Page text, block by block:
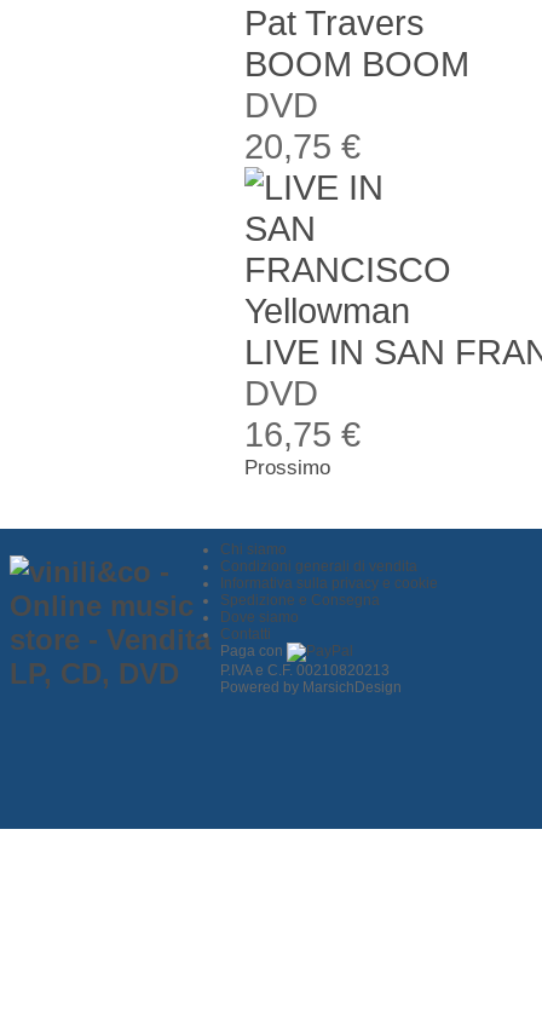
Pat Travers
BOOM BOOM
DVD
20,75 €
Yellowman
LIVE IN SAN
DVD
16,75 €
Prossimo
Chi siamo
Condizioni generali di vendita
Informativa sulla privacy e cookie
Spedizione e Consegna
Dove siamo
Contatti
Paga con
P.IVA e C.F. 00210820213
Powered by MarsichDesign